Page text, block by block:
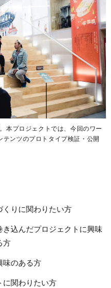
本プロジェクトでは、今回のワー
ンツのプロトタイプ検証・公開
くりに関わりたい方
き込んだプロジェクトに興味
方
味のある方
に関わりたい方